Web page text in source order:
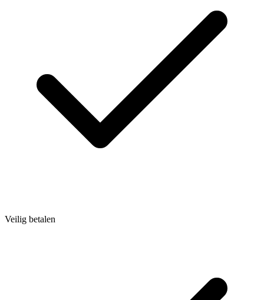
Veilig betalen